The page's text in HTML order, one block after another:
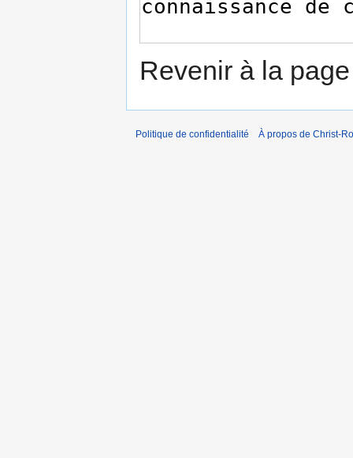
Revenir à la
Politique de confidentialité À propos de Christ-